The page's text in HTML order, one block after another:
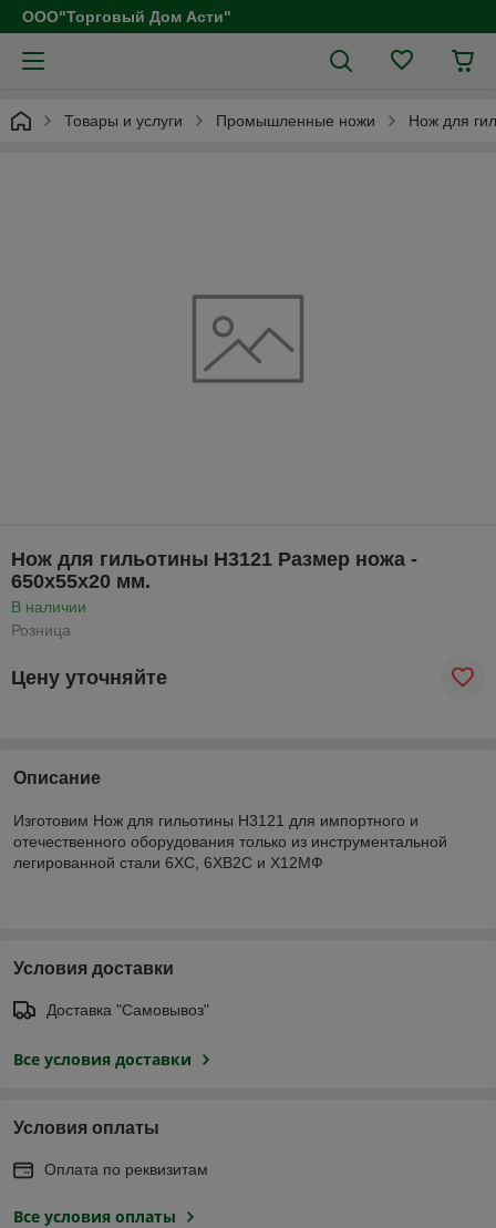
ООО"Торговый Дом Асти"
Товары и услуги Промышленные ножи Нож для
Нож для гильотины Н3121 Размер ножа -
650х55х20 мм.
В наличии
Розница
Цену уточняйте
Описание
Изготовим Нож для гильотины Н3121 для импортного и
отечественного оборудования только из инструментальной
легированной стали 6ХС, 6ХВ2С и Х12МФ
Условия доставки
Доставка "Самовывоз"
Все условия доставки
Условия оплаты
Оплата по реквизитам
Все условия оплаты